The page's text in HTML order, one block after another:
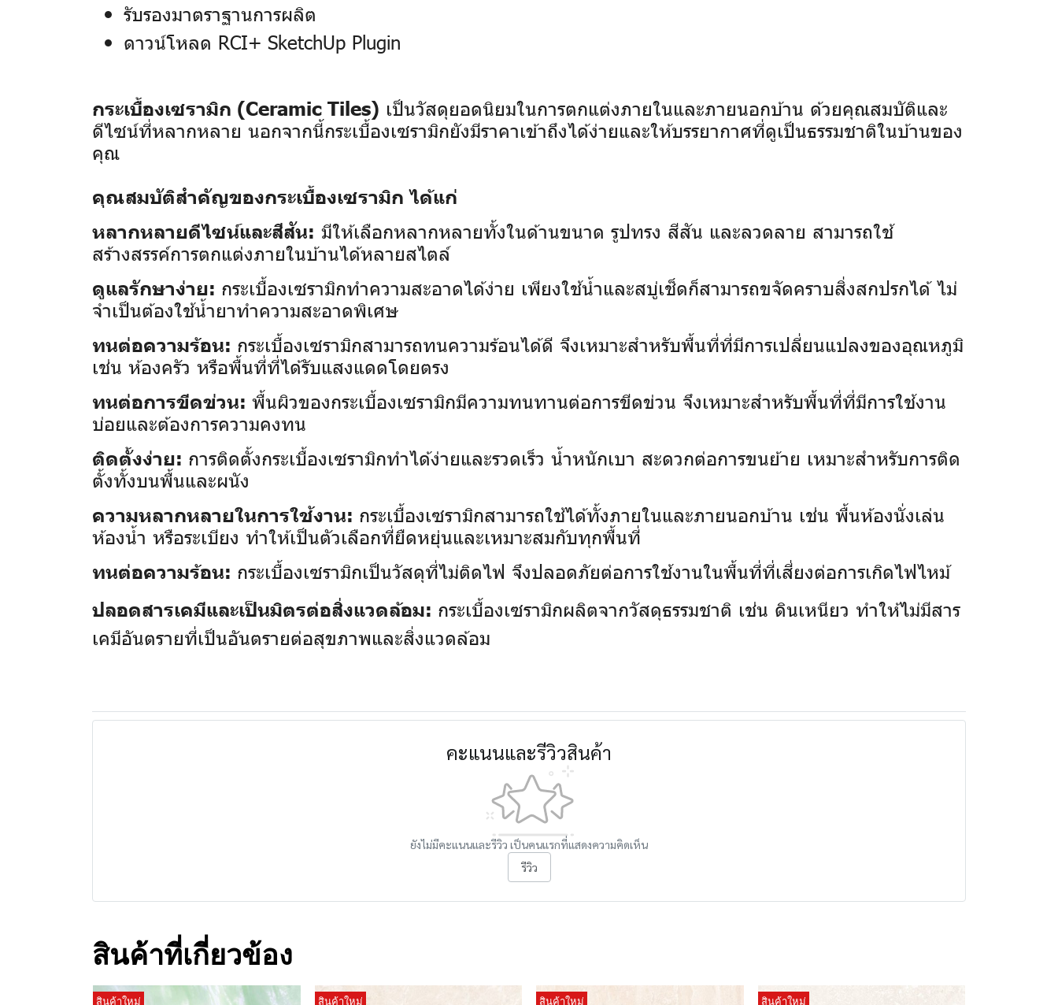
รับรองมาตราฐานการผลิต
ดาวน์โหลด RCI+ SketchUp Plugin
กระเบื้องเซรามิก (Ceramic Tiles) เป็นวัสดุยอดนิยมในการตกแต่งภายในและภายนอกบ้าน ด้วยคุณสมบัติและ
ดีไซน์ที่หลากหลาย นอกจากนี้กระเบื้องเซรามิกยังมีราคาเข้าถึงได้ง่ายและให้บรรยากาศที่ดูเป็นธรรมชาติในบ้านของ
คุณ
คุณสมบัติสำคัญของกระเบื้องเซรามิก ได้แก่
หลากหลายดีไซน์และสีสัน: มีให้เลือกหลากหลายทั้งในด้านขนาด รูปทรง สีสัน และลวดลาย สามารถใช้
สร้างสรรค์การตกแต่งภายในบ้านได้หลายสไตล์
ดูแลรักษาง่าย: กระเบื้องเซรามิกทำความสะอาดได้ง่าย เพียงใช้น้ำและสบู่เช็ดก็สามารถขจัดคราบสิ่งสกปรกได้ ไม่
จำเป็นต้องใช้น้ำยาทำความสะอาดพิเศษ
ทนต่อความร้อน: กระเบื้องเซรามิกสามารถทนความร้อนได้ดี จึงเหมาะสำหรับพื้นที่ที่มีการเปลี่ยนแปลงของอุณหภูมิ
เช่น ห้องครัว หรือพื้นที่ที่ได้รับแสงแดดโดยตรง
ทนต่อการขีดข่วน: พื้นผิวของกระเบื้องเซรามิกมีความทนทานต่อการขีดข่วน จึงเหมาะสำหรับพื้นที่ที่มีการใช้งาน
บ่อยและต้องการความคงทน
ติดตั้งง่าย: การติดตั้งกระเบื้องเซรามิกทำได้ง่ายและรวดเร็ว น้ำหนักเบา สะดวกต่อการขนย้าย เหมาะสำหรับการติด
ตั้งทั้งบนพื้นและผนัง
ความหลากหลายในการใช้งาน: กระเบื้องเซรามิกสามารถใช้ได้ทั้งภายในและภายนอกบ้าน เช่น พื้นห้องนั่งเล่น
ห้องน้ำ หรือระเบียง ทำให้เป็นตัวเลือกที่ยืดหยุ่นและเหมาะสมกับทุกพื้นที่
ทนต่อความร้อน: กระเบื้องเซรามิกเป็นวัสดุที่ไม่ติดไฟ จึงปลอดภัยต่อการใช้งานในพื้นที่ที่เสี่ยงต่อการเกิดไฟไหม้
ปลอดสารเคมีและเป็นมิตรต่อสิ่งแวดล้อม: กระเบื้องเซรามิกผลิตจากวัสดุธรรมชาติ เช่น ดินเหนียว ทำให้ไม่มีสาร
เคมีอันตรายที่เป็นอันตรายต่อสุขภาพและสิ่งแวดล้อม
คะแนนและรีวิวสินค้า
ยังไม่มีคะแนนและรีวิว เป็นคนแรกที่แสดงความคิดเห็น
รีวิว
สินค้าที่เกี่ยวข้อง
สินค้าใหม่
สินค้าใหม่
สินค้าใหม่
สินค้าใหม่